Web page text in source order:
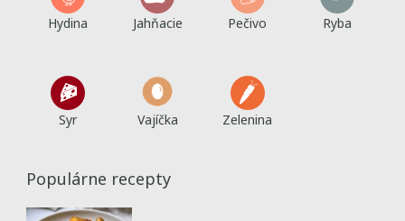
Hydina Jahňacie Pečivo Ryba
Syr Vajíčka Zelenina
Populárne recepty